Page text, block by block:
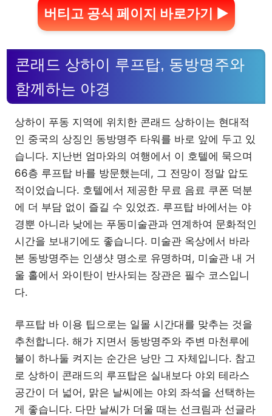
버티고 공식 페이지 바로가기 ▶
콘래드 상하이 루프탑, 동방명주와
함께하는 야경
상하이 푸동 지역에 위치한 콘래드 상하이는 현대적
인 중국의 상징인 동방명주 타워를 바로 앞에 두고 있
습니다. 지난번 엄마와의 여행에서 이 호텔에 묵으며
66층 루프탑 바를 방문했는데, 그 전망이 정말 압도
적이었습니다. 호텔에서 제공한 무료 음료 쿠폰 덕분
에 더 부담 없이 즐길 수 있었죠. 루프탑 바에서는 야
경뿐 아니라 낮에는 푸동미술관과 연계하여 문화적인
시간을 보내기에도 좋습니다. 미술관 옥상에서 바라
본 동방명주는 인생샷 명소로 유명하며, 미술관 내 거
울 홀에서 와이탄이 반사되는 장관은 필수 코스입니
다.
루프탑 바 이용 팁으로는 일몰 시간대를 맞추는 것을
추천합니다. 해가 지면서 동방명주와 주변 마천루에
불이 하나둘 켜지는 순간은 낭만 그 자체입니다. 참고
로 상하이 콘래드의 루프탑은 실내보다 야외 테라스
공간이 더 넓어, 맑은 날씨에는 야외 좌석을 선택하는
게 좋습니다. 다만 날씨가 더울 때는 선크림과 선글라